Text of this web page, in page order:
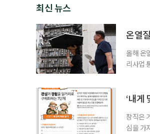
최신 뉴스
온열
올해 온
리사업
고령층
‘내게
창직은
심을 가